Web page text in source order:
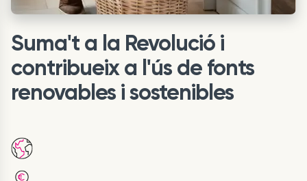
Suma't a la Revolució i
contribueix a l'ús de fonts
renovables i sostenibles